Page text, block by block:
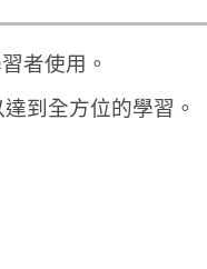
者使用。
到全方位的學習。